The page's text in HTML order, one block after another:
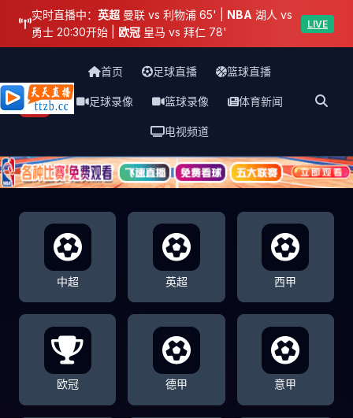
实时直播中： 英超 曼联 vs 利物浦 65' | NBA 湖人 vs
勇士 20:30开始 | 欧冠 皇马 vs 拜仁 78'
LIVE
天天直播网
首页 足球直播 篮球直播
足球录像 篮球录像 体育新闻
电视频道
中超 英超 西甲
欧冠 德甲 意甲